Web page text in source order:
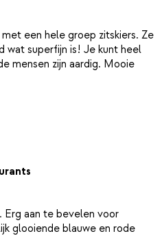
een hele groep zitskiers. Ze
wat superfijn is! Je kunt heel
mensen zijn aardig. Mooie
Erg aan te bevelen voor
glooiende blauwe en rode